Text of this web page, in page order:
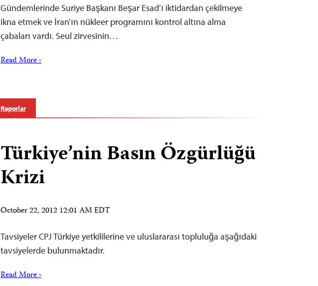
Gündemlerinde Suriye Başkanı Beşar Esad’ı iktidardan çekilmeye
ikna etmek ve İran’ın nükleer programını kontrol altına alma
çabaları vardı. Seul zirvesinin…
Read More ›
Raporlar
Türkiye’nin Basın Özgürlüğü
Krizi
October 22, 2012 12:01 AM EDT
Tavsiyeler CPJ Türkiye yetkililerine ve uluslararası topluluğa aşağıdaki
tavsiyelerde bulunmaktadır.
Read More ›